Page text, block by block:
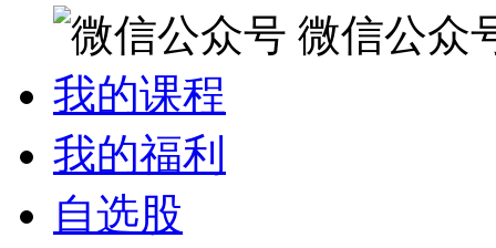
微信公众
我的课程
我的福利
自选股